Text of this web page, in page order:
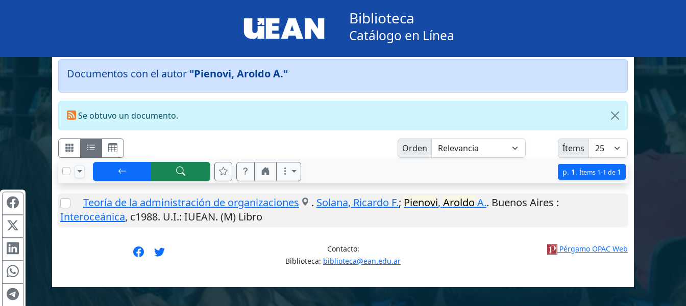
Biblioteca
Catálogo en Línea
Documentos con el autor "Pienovi, Aroldo A."
Se obtuvo un documento.
Orden Ítems
p. 1. Ítems 1-1 de 1
Teoría de la administración de organizaciones . Solana, Ricardo F.; Pienovi, Aroldo A.. Buenos Aires :
Interoceánica, c1988. U.I.: IUEAN. (M) Libro
Contacto:
Biblioteca: biblioteca@ean.edu.ar
Pérgamo OPAC Web